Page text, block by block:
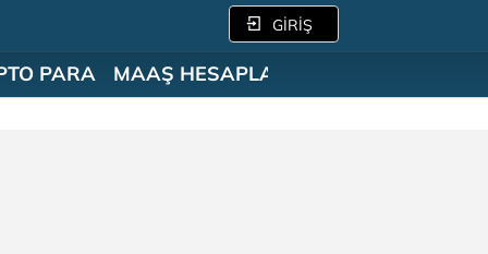
GİRİŞ
PARA MAAŞ HESAPLAMA